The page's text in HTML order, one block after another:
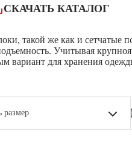
СКАЧАТЬ КАТАЛОГ
такой же как и сетчатые
Учитывая
для хранения
размер